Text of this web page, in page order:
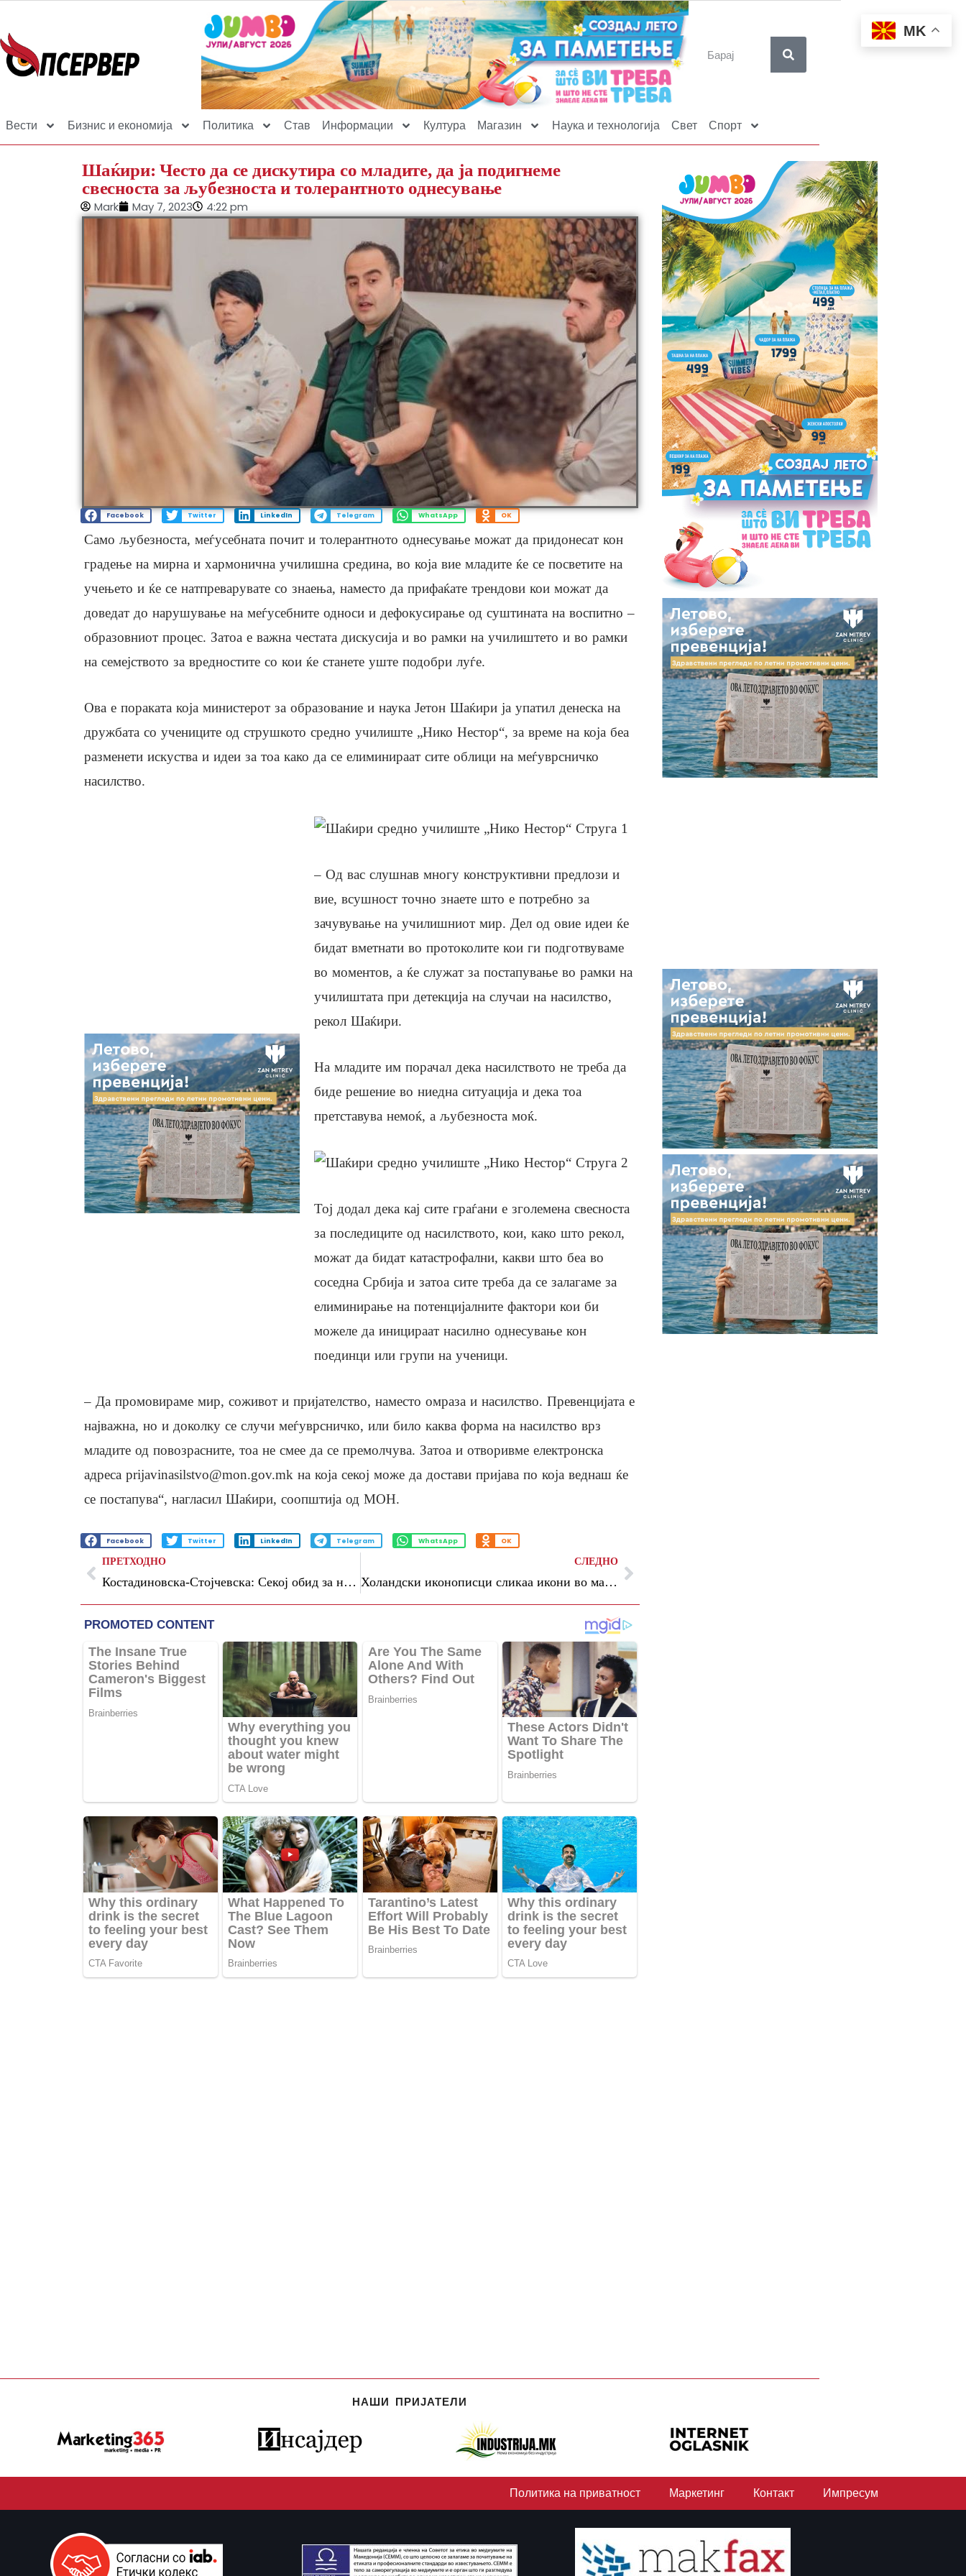
Вести Бизнис и економија Политика Став Информации Култура Магазин Наука и технологија Свет Спорт
Шаќири: Често да се дискутира со младите, да ја подигнеме
свесноста за љубезноста и толерантното однесување
Mark May 7, 2023 4:22 pm
Facebook Twitter LinkedIn Telegram WhatsApp OK
Само љубезноста, меѓусебната почит и толерантното однесување можат да придонесат кон
градење на мирна и хармонична училишна средина, во која вие младите ќе се посветите на
учењето и ќе се натпреварувате со знаења, наместо да прифаќате трендови кои можат да
доведат до нарушување на меѓусебните односи и дефокусирање од суштината на воспитно –
образовниот процес. Затоа е важна честата дискусија и во рамки на училиштето и во рамки
на семејството за вредностите со кои ќе станете уште подобри луѓе.
Ова е пораката која министерот за образование и наука Јетон Шаќири ја упатил денеска на
дружбата со учениците од струшкото средно училиште „Нико Нестор“, за време на која беа
разменети искуства и идеи за тоа како да се елиминираат сите облици на меѓуврсничко
насилство.
– Од вас слушнав многу конструктивни предлози и
вие, всушност точно знаете што е потребно за
зачувување на училишниот мир. Дел од овие идеи ќе
бидат вметнати во протоколите кои ги подготвуваме
во моментов, а ќе служат за постапување во рамки на
училиштата при детекција на случаи на насилство,
рекол Шаќири.
На младите им порачал дека насилството не треба да
биде решение во ниедна ситуација и дека тоа
претставува немоќ, а љубезноста моќ.
Тој додал дека кај сите граѓани е зголемена свесноста
за последиците од насилството, кои, како што рекол,
можат да бидат катастрофални, какви што беа во
соседна Србија и затоа сите треба да се залагаме за
елиминирање на потенцијалните фактори кои би
можеле да иницираат насилно однесување кон
поединци или групи на ученици.
– Да промовираме мир, соживот и пријателство, наместо омраза и насилство. Превенцијата е
најважна, но и доколку се случи меѓуврсничко, или било каква форма на насилство врз
младите од повозрасните, тоа не смее да се премолчува. Затоа и отворивме електронска
адреса prijavinasilstvo@mon.gov.mk на која секој може да достави пријава по која веднаш ќе
се постапува“, нагласил Шаќири, соопштија од МОН.
Facebook Twitter LinkedIn Telegram WhatsApp OK
ПРЕТХОДНО
Костадиновска-Стојчевска: Секој обид за негација на македонскиот јазик резултира со негова повеќекратна афирмација
СЛЕДНО
Холандски иконописци сликаа икони во манастирскиот комплекс на Св.Јоаким Осоговски
НАШИ ПРИЈАТЕЛИ
Политика на приватност Маркетинг Контакт Импресум
MK